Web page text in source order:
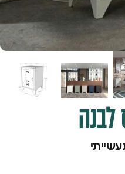
לבנה